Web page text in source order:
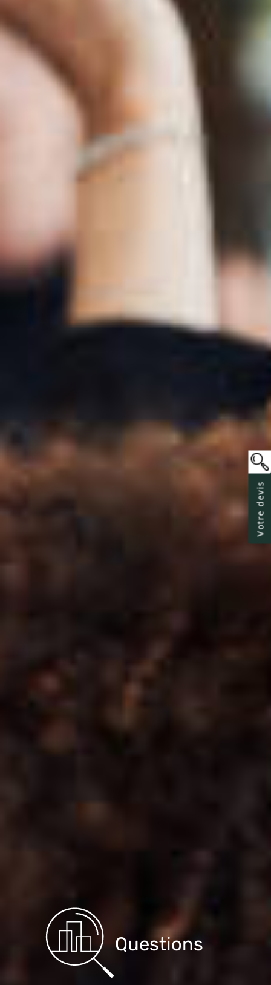
Questions